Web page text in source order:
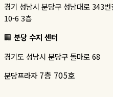
경기 성남시 분당구 성남대로 343번
10-6 3층
분당 수지 센터
경기도 성남시 분당구 돌마로 68
분당프라자7층 705호